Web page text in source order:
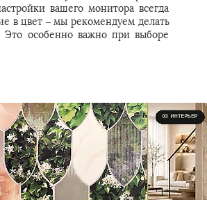
вашего монитора всегда
в цвет – мы рекомендуем делать
Это особенно важно при выборе